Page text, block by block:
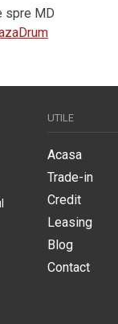
spre MD
UTILE
Acasa
Trade-in
Credit
Leasing
Blog
Contact